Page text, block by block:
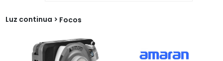
Luz continua Focos